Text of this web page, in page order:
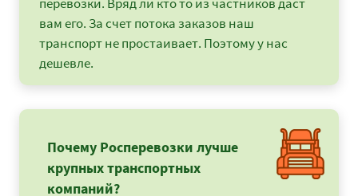
вам его. За счет потока заказов наш
транспорт не простаивает. Поэтому у нас
дешевле.
Почему Росперевозки лучше
крупных транспортных
компаний?